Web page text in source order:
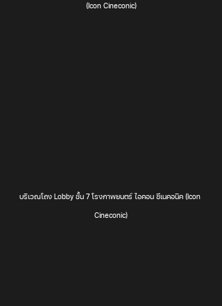
(Icon Cineconic)
บริเวณโถง Lobby ชั้น 7 โรงภาพยนตร์ ไอคอน ซีเนคอนิค (Icon
Cineconic)